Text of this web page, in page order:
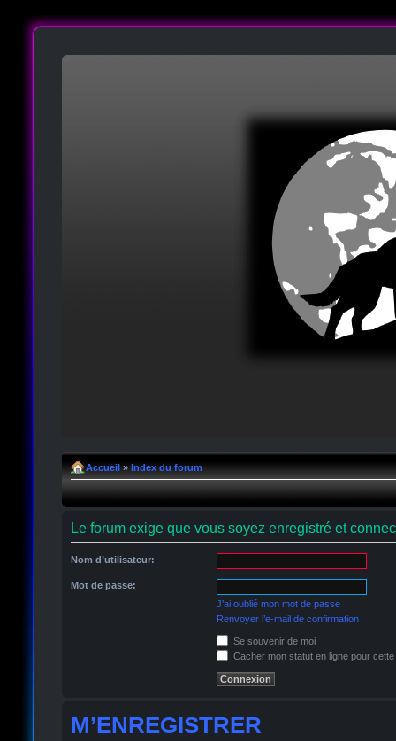
Accueil » Index du forum
Le forum exige que vous soyez enregistré et
Nom d’utilisateur:
Mot de passe:
J’ai oublié mon mot de passe
Renvoyer l’e-mail de confirmation
Se souvenir de moi
Cacher mon statut en ligne pour
M’ENREGISTRER